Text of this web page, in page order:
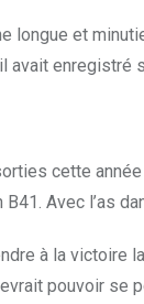
longue et
avait enregistré
cette
Avec l’as
à la victoire
pouvoir se